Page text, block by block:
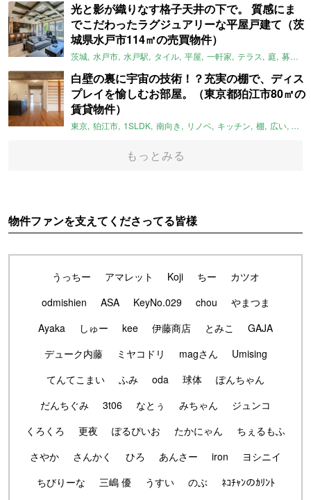
光と影が織りなす格子天井の下で。 質感にま
でこだわったラグジュアリーな平屋戸建て（茨
城県水戸市114㎡の売買物件）
茨城 水戸市 水戸駅 タイル 平屋 一軒家 テラス 庭 募集中
白壁の裏に宇宙の技術！？充実の棚で、ディス
プレイを愉しむお部屋。（東京都狛江市80㎡の
賃貸物件）
東京 狛江市 1SLDK 南向き リノベ キッチン 棚 広い ガイ
もっとみる
物件ファンを支えてくださってる皆様
うっちー アマレット Koji ちー
カツオ
odmishien
ASA KeyNo.029 chou
やまつま
Ayaka
しゅー kee 伊藤商店 とみこ
GAJA
デューク内藤
ミヤコドリ magさん
Umising
てんてこまい
ふみ oda 球体
ぽんちゃん
だんちぐみ
3t06 なとぅ みちゃん
ジュンコ
くろくろ
更夜 ぽるぴいお たかにゃん
ちぇるもふ
さやか
さんかく ひろ あんさー iron
ヨシニイ
ちびりーな
三嶋 優 うすい のぶ
ﾈｺﾁｬﾝのｶﾘﾝﾄ